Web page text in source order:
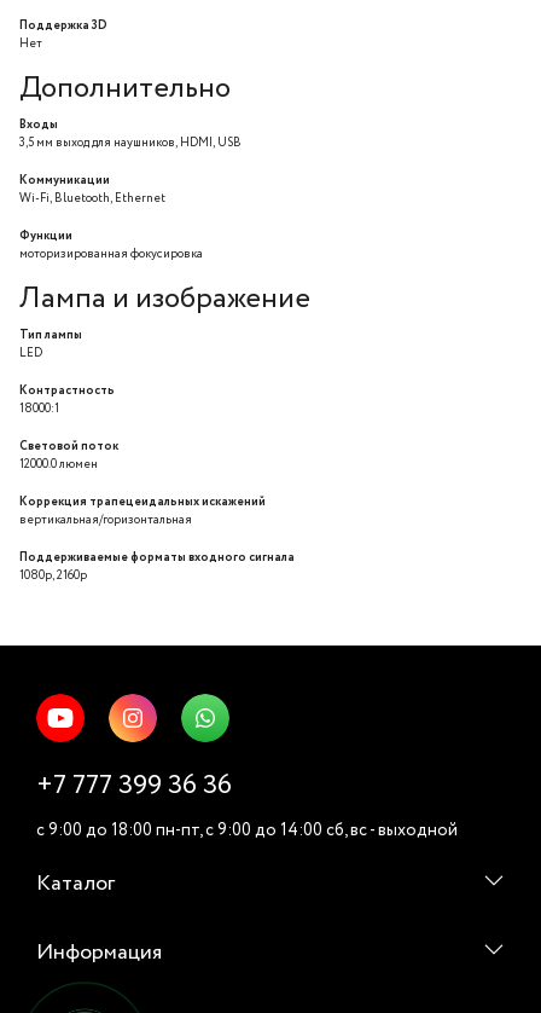
Поддержка 3D
Нет
Дополнительно
Входы
3,5 мм выход для наушников, HDMI, USB
Коммуникации
Wi-Fi, Bluetooth, Ethernet
Функции
моторизированная фокусировка
Лампа и изображение
Тип лампы
LED
Контрастность
18000:1
Световой поток
12000.0 люмен
Коррекция трапецеидальных искажений
вертикальная/горизонтальная
Поддерживаемые форматы входного сигнала
1080p, 2160p
+7 777 399 36 36
c 9:00 до 18:00 пн-пт, c 9:00 до 14:00 cб, вс - выходной
Каталог
Информация